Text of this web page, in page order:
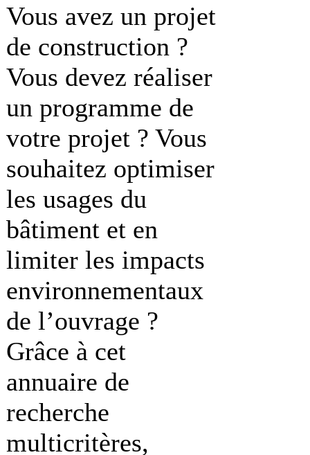
Vous avez un projet
de construction ?
Vous devez réaliser
un programme de
votre projet ? Vous
souhaitez optimiser
les usages du
bâtiment et en
limiter les impacts
environnementaux
de l’ouvrage ?
Grâce à cet
annuaire de
recherche
multicritères,